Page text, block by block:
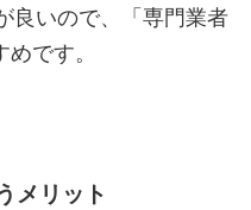
良いので、「専門業者
です。
メリット